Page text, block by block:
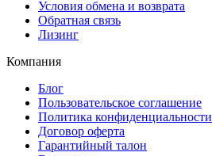
Условия обмена и возврата
Обратная связь
Лизинг
Компания
Блог
Пользовательское соглашение
Политика конфиденциальности
Договор оферта
Гарантийный талон